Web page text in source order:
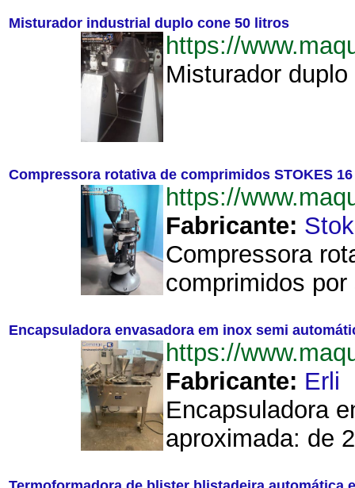
Misturador industrial duplo cone 50 litros
https://
Misturador
Compressora rotativa de comprimidos STOKES
https://
Fabricante:
Compressora
comprimidos
Encapsuladora envasadora em inox semi
https://
Fabricante: Erli
Encapsuladora
aproximada: de